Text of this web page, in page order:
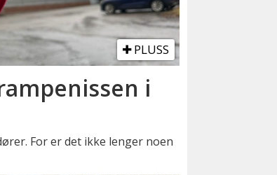
PLUSS
i
For er det ikke lenger noen